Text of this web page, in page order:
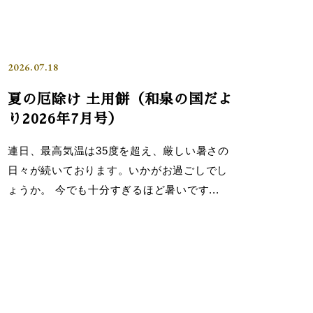
2026.07.18
夏の厄除け 土用餅（和泉の国だよ
り2026年7月号）
連日、最高気温は35度を超え、厳しい暑さの
日々が続いております。いかがお過ごしでし
ょうか。 今でも十分すぎるほど暑いです...